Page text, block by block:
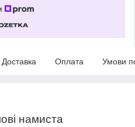
Доставка Оплата Умови
намиста